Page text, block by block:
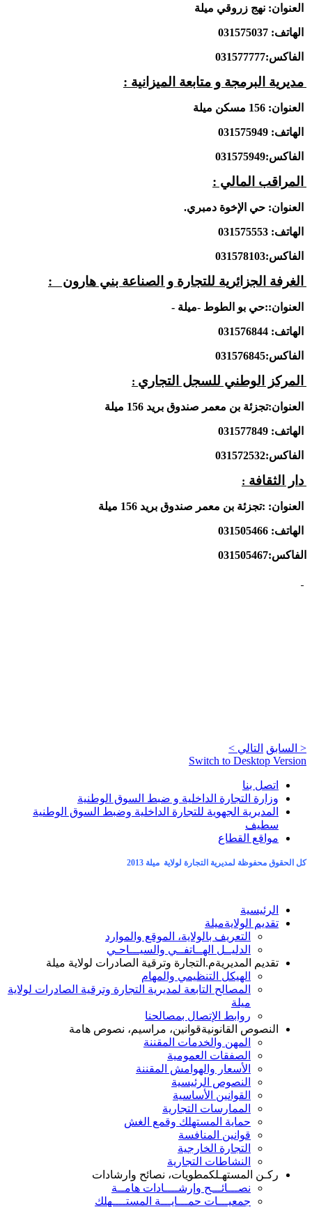
العنوان: نهج زروقي ميلة
الهاتف: 031575037
الفاكس:031577777
مديرية البرمجة و متابعة الميزانية :
العنوان: 156 مسكن ميلة
الهاتف: 031575949
الفاكس:031575949
المراقب المالي :
العنوان: حي الإخوة دمبري.
الهاتف: 031575553
الفاكس:031578103
الغرفة الجزائرية للتجارة و الصناعة بني هارون :
العنوان::حي بو الطوط -ميلة -
الهاتف: 031576844
الفاكس:031576845
المركز الوطني للسجل التجاري :
العنوان:تجزئة بن معمر صندوق بريد 156 ميلة
الهاتف: 031577849
الفاكس:031572532
دار الثقافة :
العنوان: :تجزئة بن معمر صندوق بريد 156 ميلة
الهاتف: 031505466
الفاكس:031505467
< السابق التالي >
Switch to Desktop Version
اتصل بنا
وزارة التجارة الداخلية و ضبط السوق الوطنية
المديرية الجهوية للتجارة الداخلية وضبط السوق الوطنية
سطيف
مواقع القطاع
كل الحقوق محفوظة لمديرية التجارة لولاية ميلة 2013
الرئيسية
تقديم الولايةميلة
التعريف بالولاية، الموقع والموارد
الدليــل الهــاتفــي والسيـــاحـي
تقديم المديريةم.التجارة وترقية الصادرات لولاية ميلة
الهيكل التنظيمي والمهام
المصالح التابعة لمديرية التجارة وترقية الصادرات لولاية
ميلة
روابط الإتصال بمصالحنا
النصوص القانونيةقوانين، مراسيم، نصوص هامة
المهن والخدمات المقننة
الصفقات العمومية
الأسعار والهوامش المقننة
النصوص الرئيسية
القوانين الأساسية
الممارسات التجارية
حماية المستهلك وقمع الغش
قوانين المنافسة
التجارة الخارجية
النشاطات التجارية
ركـن المستهـلكمطويات، نصائح وارشادات
نصـــائـــح وإرشــــادات هامــة
جمعيـــات حمـــايـــة المستــــهلك